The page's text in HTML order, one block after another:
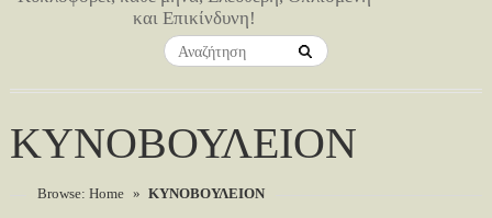
και Επικίνδυνη!
ΚΥΝΟΒΟΥΛΕΙΟΝ
Browse: Home » ΚΥΝΟΒΟΥΛΕΙΟΝ